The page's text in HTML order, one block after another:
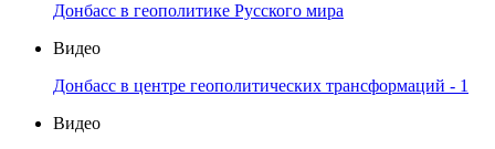
Донбасс в геополитике Русского мира
Видео
Донбасс в центре геополитических трансформаций - 1
Видео